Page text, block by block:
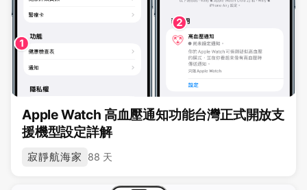
Apple Watch 高血壓通知功能台灣正式開放支
援機型設定詳解
寂靜航海家 88 天